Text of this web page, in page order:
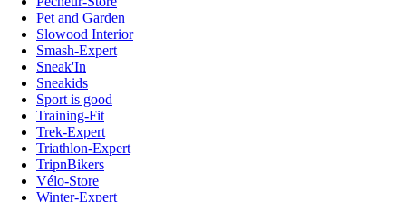
Pet and Garden
Slowood Interior
Smash-Expert
Sneak'In
Sneakids
Sport is good
Training-Fit
Trek-Expert
Triathlon-Expert
TripnBikers
Vélo-Store
Winter-Expert